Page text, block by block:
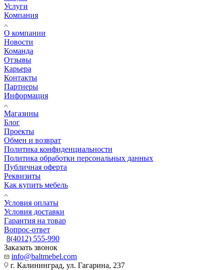
Услуги
Компания
О компании
Новости
Команда
Отзывы
Карьера
Контакты
Партнеры
Информация
Магазины
Блог
Проекты
Обмен и возврат
Политика конфиденциальности
Политика обработки персональных данных
Публичная оферта
Реквизиты
Как купить мебель
Условия оплаты
Условия доставки
Гарантия на товар
Вопрос-ответ
8(4012) 555-990
Заказать звонок
info@baltmebel.com
г. Калининград, ул. Гагарина, 237